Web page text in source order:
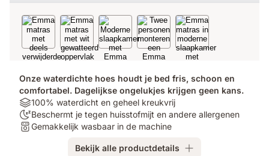
Onze waterdichte hoes houdt je bed fris, schoon en
comfortabel. Dagelijkse ongelukjes krijgen geen kans.
Materials:
100%
waterdicht
100% waterdicht en geheel kreukvrij
100
nachten
Beschermt je tegen huisstofmijt en andere allergenen
Volledig
Gemakkelijk wasbaar in de machine
Bekijk alle productdetails